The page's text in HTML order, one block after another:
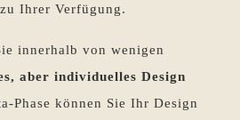
Ihrer Verfügung.
innerhalb von wenigen
aber individuelles Design
Phase können Sie Ihr Design